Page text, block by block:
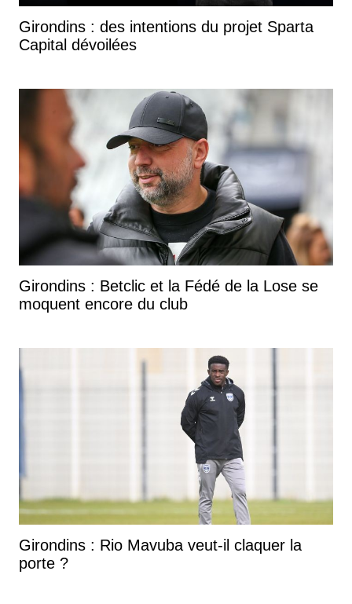
Girondins : des intentions du projet Sparta
Capital dévoilées
Girondins : Betclic et la Fédé de la Lose se
moquent encore du club
Girondins : Rio Mavuba veut-il claquer la
porte ?